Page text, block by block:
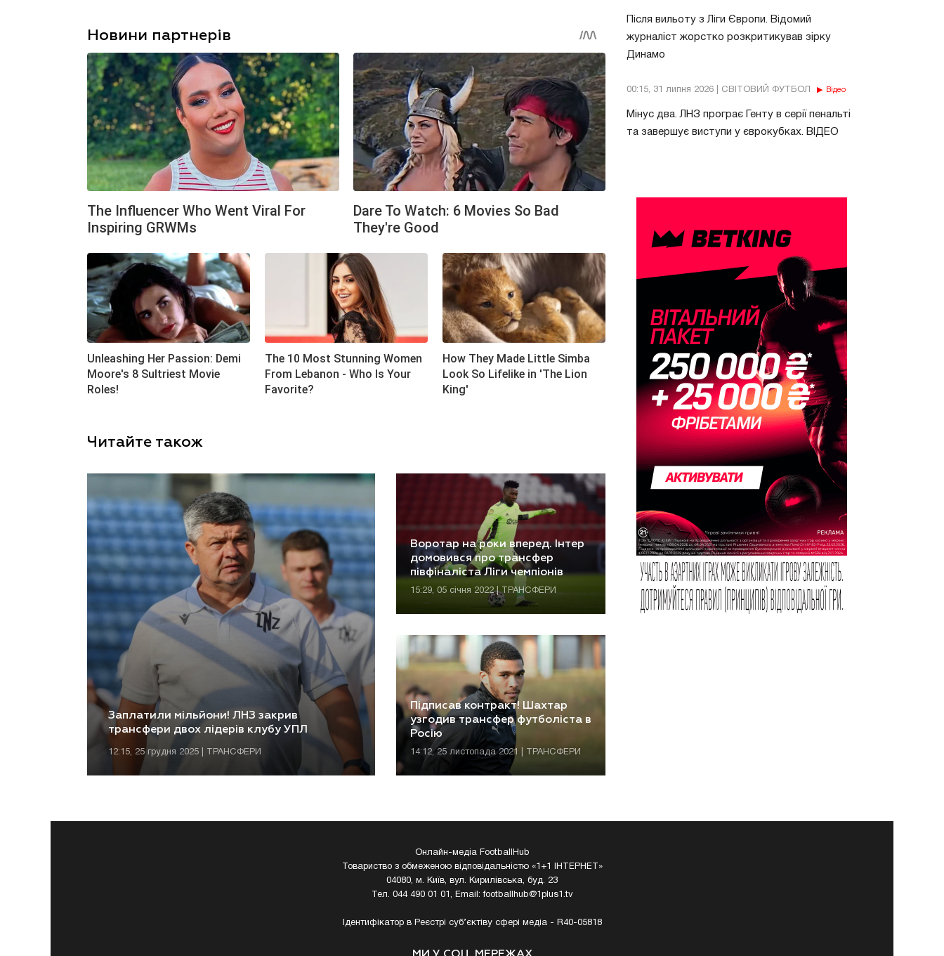
Після вильоту з Ліги Європи. Відомий
журналіст жорстко розкритикував зірку
Динамо
00:15, 31 липня 2026 | СВІТОВИЙ ФУТБОЛ Відео
Мінус два. ЛНЗ програє Генту в серії пенальті
та завершує виступи у єврокубках. ВІДЕО
Читайте також
Заплатили мільйони! ЛНЗ закрив
трансфери двох лідерів клубу УПЛ
12:15, 25 грудня 2025 | ТРАНСФЕРИ
Воротар на роки вперед. Інтер
домовився про трансфер
півфіналіста Ліги чемпіонів
15:29, 05 січня 2022 | ТРАНСФЕРИ
Підписав контракт! Шахтар
узгодив трансфер футболіста в
Росію
14:12, 25 листопада 2021 | ТРАНСФЕРИ
Онлайн-медіа FootballHub
Товариство з обмеженою відповідальністю «1+1 ІНТЕРНЕТ»
04080, м. Київ, вул. Кирилівська, буд. 23
Тел. 044 490 01 01, Email:footballhub@1plus1.tv
Ідентифікатор в Реєстрі суб’єктіву сфері медіа - R40-05818